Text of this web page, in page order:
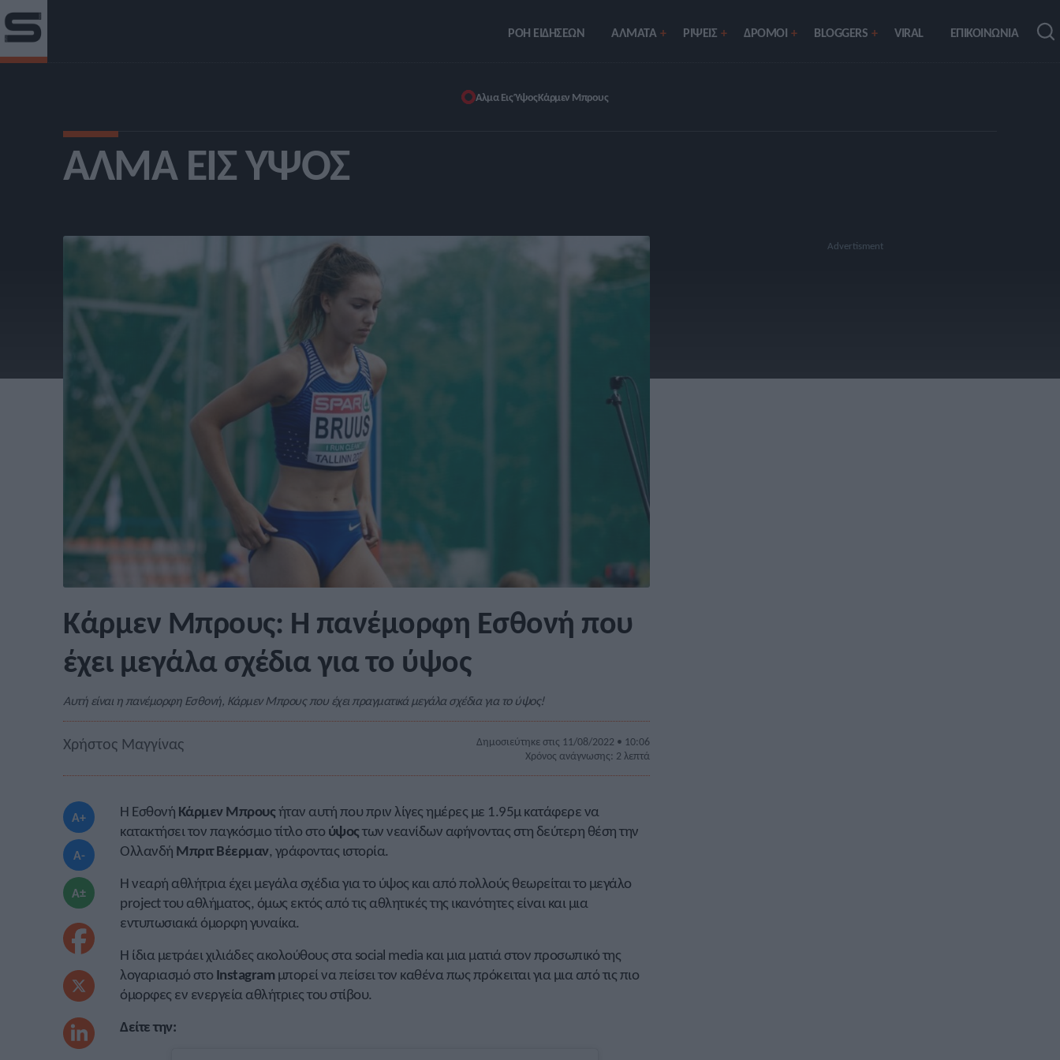
ΡΟΗ ΕΙΔΗΣΕΩΝ ΑΛΜΑΤΑ ΡIΨΕΙΣ ΔΡΟΜΟΙ BLOGGERS VIRAL ΕΠΙΚΟΙΝΩΝΙΑ
Αλμα Εις ΎψοςΚάρμεν Μπρους
ΆΛΜΑ ΕΙΣ ΎΨΟΣ
Κάρμεν Μπρους: Η πανέμορφη Εσθονή που
έχει μεγάλα σχέδια για το ύψος
Αυτή είναι η πανέμορφη Εσθονή, Κάρμεν Μπρους που έχει πραγματικά μεγάλα σχέδια για το ύψος!
Χρήστος Μαγγίνας
Δημοσιεύτηκε στις 11/08/2022 • 10:06
Χρόνος ανάγνωσης: 2 λεπτά
A+
A-
A±
Η Εσθονή Κάρμεν Μπρουςήταν αυτή που πριν λίγες ημέρες με 1.95μ κατάφερε να
κατακτήσει τον παγκόσμιο τίτλο στο ύψοςτων νεανίδων αφήνοντας στη δεύτερη θέση την
Ολλανδή Μπριτ Βέερμαν, γράφοντας ιστορία.
Η νεαρή αθλήτρια έχει μεγάλα σχέδια για το ύψος και από πολλούς θεωρείται το μεγάλο
project του αθλήματος, όμως εκτός από τις αθλητικές της ικανότητες είναι και μια
εντυπωσιακά όμορφη γυναίκα.
Η ίδια μετράει χιλιάδες ακολούθους στα social media και μια ματιά στον προσωπικό της
λογαριασμό στο Instagram μπορεί να πείσει τον καθένα πως πρόκειται για μια από τις πιο
όμορφες εν ενεργεία αθλήτριες του στίβου.
Δείτε την: